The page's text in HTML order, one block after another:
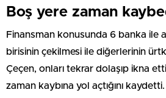
Boş yere zaman
Finansman konusunda 6 banka ile
birisinin çekilmesi ile diğerlerinin
Çeçen, onları tekrar dolaşıp ikna
zaman kaybına yol açtığını kaydetti.